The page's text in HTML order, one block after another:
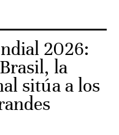
2026:
la
sitúa a los